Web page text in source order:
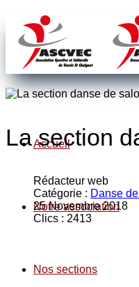
Accueil
Notre association
Nos sections
La section
Rédacteur web
Catégorie : Danse
25 Novembre 2018
Clics : 2413